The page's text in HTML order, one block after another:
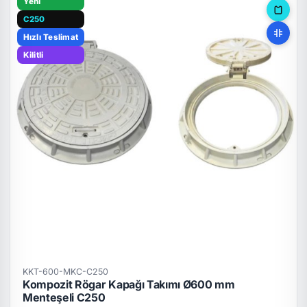
C250
Hızlı Teslimat
Kilitli
KKT-600-MKC-C250
Kompozit Rögar Kapağı Takımı Ø600 mm
Menteşeli C250